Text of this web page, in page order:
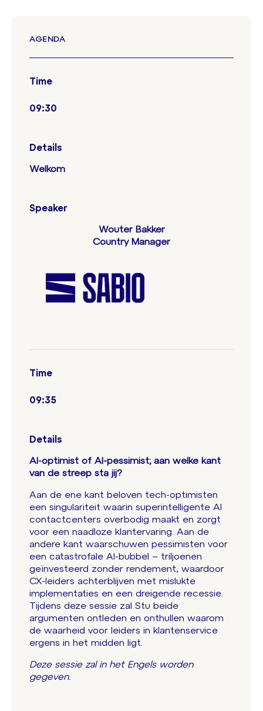
AGENDA
Time
09:30
Details
Welkom
Speaker
Wouter Bakker
Country Manager
Time
09:35
Details
AI-optimist of AI-pessimist; aan welke kant
van de streep sta jij?
Aan de ene kant beloven tech-optimisten
een singulariteit waarin superintelligente AI
contactcenters overbodig maakt en zorgt
voor een naadloze klantervaring. Aan de
andere kant waarschuwen pessimisten voor
een catastrofale AI-bubbel – triljoenen
geïnvesteerd zonder rendement, waardoor
CX-leiders achterblijven met mislukte
implementaties en een dreigende recessie.
Tijdens deze sessie zal Stu beide
argumenten ontleden en onthullen waarom
de waarheid voor leiders in klantenservice
ergens in het midden ligt.
Deze sessie zal in het Engels worden
gegeven.